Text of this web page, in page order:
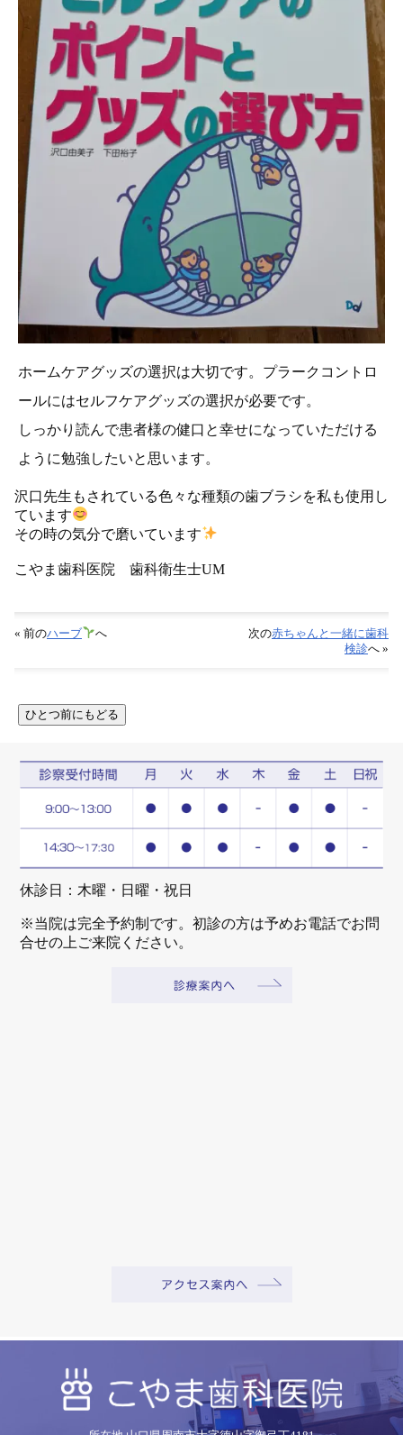
ホームケアグッズの選択は大切です。プラークコントロ
ールにはセルフケアグッズの選択が必要です。
しっかり読んで患者様の健口と幸せになっていただける
ように勉強したいと思います。
沢口先生もされている色々な種類の歯ブラシを私も使用し
ています
その時の気分で磨いています
こやま歯科医院 歯科衛生士UM
« 前のハーブ へ 次の赤ちゃんと一緒に歯科
検診へ »
休診日：木曜・日曜・祝日
※当院は完全予約制です。初診の方は予めお電話でお問
合せの上ご来院ください。